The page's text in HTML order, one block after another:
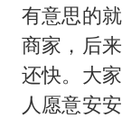
有意思的
商家，后
还快。大
人愿意安